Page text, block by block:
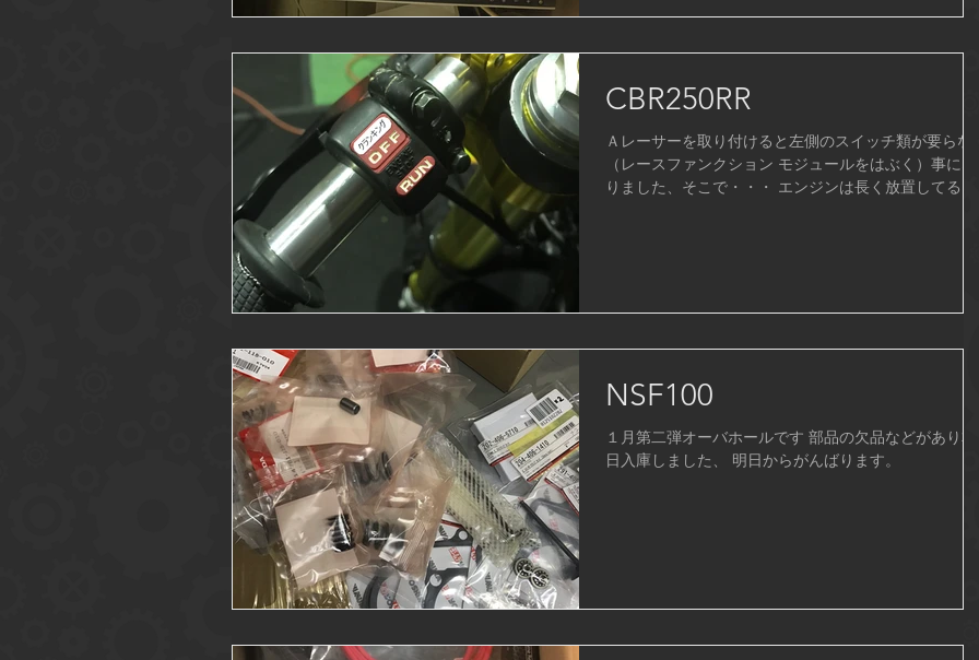
CBR250RR
Ａレーサーを取り付けると左側のスイッチ類が要らない
（レースファンクション モジュールをはぶく）事にな
りました、そこで・・・ エンジンは長く放置してる
NSF100
１月第二弾オーバホールです 部品の欠品などがあり本
日入庫しました、 明日からがんばります。